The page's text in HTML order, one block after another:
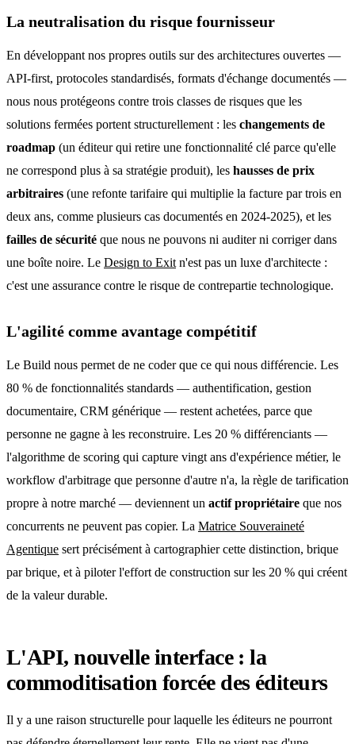
La neutralisation du risque fournisseur
En développant nos propres outils sur des architectures ouvertes —
API-first, protocoles standardisés, formats d'échange documentés —
nous nous protégeons contre trois classes de risques que les
solutions fermées portent structurellement : les changements de
roadmap (un éditeur qui retire une fonctionnalité clé parce qu'elle
ne correspond plus à sa stratégie produit), les hausses de prix
arbitraires (une refonte tarifaire qui multiplie la facture par trois en
deux ans, comme plusieurs cas documentés en 2024-2025), et les
failles de sécurité que nous ne pouvons ni auditer ni corriger dans
une boîte noire. Le Design to Exit n'est pas un luxe d'architecte :
c'est une assurance contre le risque de contrepartie technologique.
L'agilité comme avantage compétitif
Le Build nous permet de ne coder que ce qui nous différencie. Les
80 % de fonctionnalités standards — authentification, gestion
documentaire, CRM générique — restent achetées, parce que
personne ne gagne à les reconstruire. Les 20 % différenciants —
l'algorithme de scoring qui capture vingt ans d'expérience métier, le
workflow d'arbitrage que personne d'autre n'a, la règle de tarification
propre à notre marché — deviennent un actif propriétaire que nos
concurrents ne peuvent pas copier. La Matrice Souveraineté
Agentique sert précisément à cartographier cette distinction, brique
par brique, et à piloter l'effort de construction sur les 20 % qui créent
de la valeur durable.
L'API, nouvelle interface : la
commoditisation forcée des éditeurs
Il y a une raison structurelle pour laquelle les éditeurs ne pourront